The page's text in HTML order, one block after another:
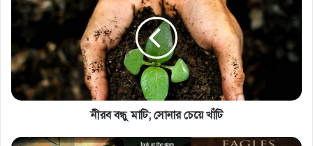
নীরব বন্ধু মাটি; সোনার চেয়ে খাঁটি